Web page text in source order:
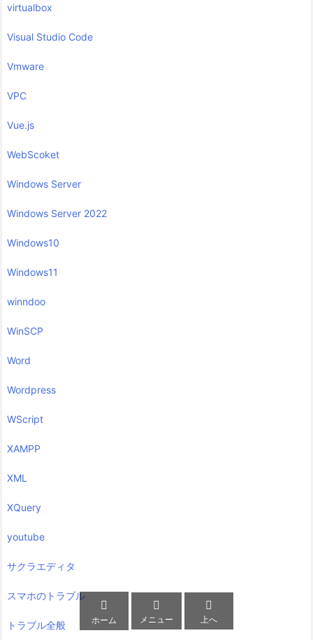
virtualbox
Visual Studio Code
Vmware
VPC
Vue.js
WebScoket
Windows Server
Windows Server 2022
Windows10
Windows11
winndoo
WinSCP
Word
Wordpress
WScript
XAMPP
XML
XQuery
youtube
サクラエディタ
スマホのトラブル
トラブル全般

ホーム

メニュー

上へ